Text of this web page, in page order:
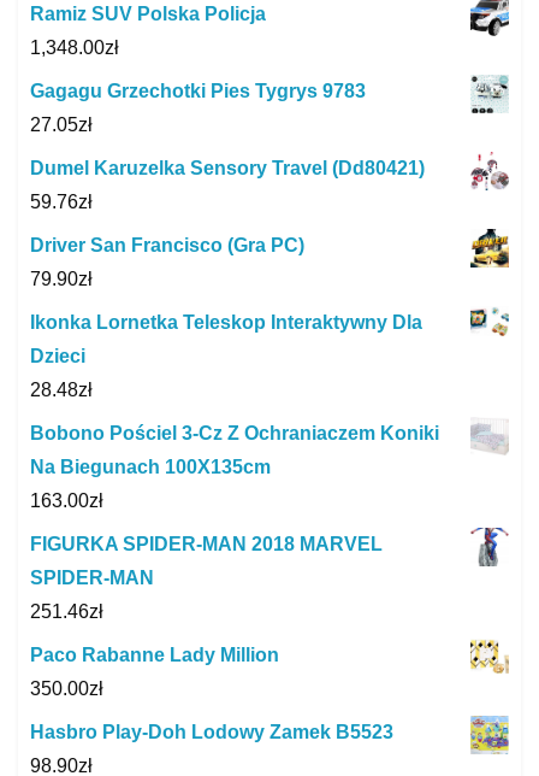
Ramiz SUV Polska Policja
1,348.00zł
Gagagu Grzechotki Pies Tygrys 9783
27.05zł
Dumel Karuzelka Sensory Travel (Dd80421)
59.76zł
Driver San Francisco (Gra PC)
79.90zł
Ikonka Lornetka Teleskop Interaktywny Dla
Dzieci
28.48zł
Bobono Pościel 3-Cz Z Ochraniaczem Koniki
Na Biegunach 100X135cm
163.00zł
FIGURKA SPIDER-MAN 2018 MARVEL
SPIDER-MAN
251.46zł
Paco Rabanne Lady Million
350.00zł
Hasbro Play-Doh Lodowy Zamek B5523
98.90zł